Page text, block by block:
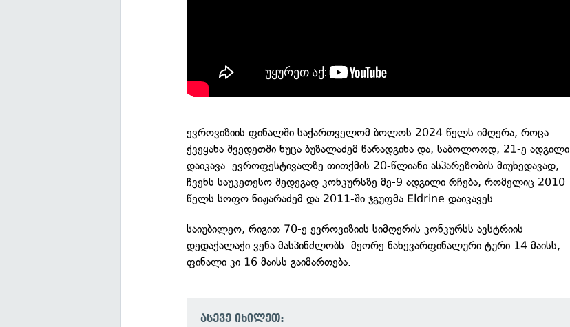
ევროვიზიის ფინალში საქართველომ ბოლოს 2024 წელს იმღერა, როცა
ქვეყანა შვედეთში ნუცა ბუზალაძემ წარადგინა და, საბოლოოდ, 21-ე ადგილი
დაიკავა. ევროფესტივალზე თითქმის 20-წლიანი ასპარეზობის მიუხედავად,
ჩვენს საუკეთესო შედეგად კონკურსზე მე-9 ადგილი რჩება, რომელიც 2010
წელს სოფო ნიჟარაძემ და 2011-ში ჯგუფმა Eldrine დაიკავეს.
საიუბილეო, რიგით 70-ე ევროვიზიის სიმღერის კონკურსს ავსტრიის
დედაქალაქი ვენა მასპინძლობს. მეორე ნახევარფინალური ტური 14 მაისს,
ფინალი კი 16 მაისს გაიმართება.
ასევე იხილეთ: